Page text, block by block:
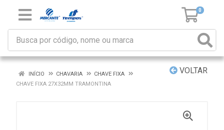
0
VOLTAR
INÍCIO CHAVARIA
CHAVE FIXA
CHAVE FIXA 27X32MM TRAMONTINA